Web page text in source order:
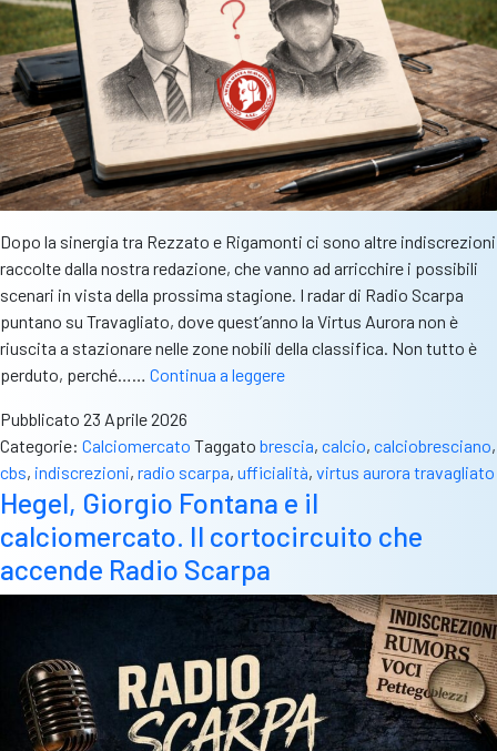
Dopo la sinergia tra Rezzato e Rigamonti ci sono altre indiscrezioni
raccolte dalla nostra redazione, che vanno ad arricchire i possibili
scenari in vista della prossima stagione. I radar di Radio Scarpa
puntano su Travagliato, dove quest’anno la Virtus Aurora non è
riuscita a stazionare nelle zone nobili della classifica. Non tutto è
perduto, perché…… Continua a leggereRadio
Direttore
sportivo
e
allenatore,
nomi
sul
taccuino
del
Travagliato
Pubblicato 23 Aprile 2026
Categorie: Calciomercato Taggato brescia, calcio, calciobresciano,
cbs, indiscrezioni, radio scarpa, ufficialità, virtus aurora travagliato
Hegel, Giorgio Fontana e il
calciomercato. Il cortocircuito che
accende Radio Scarpa